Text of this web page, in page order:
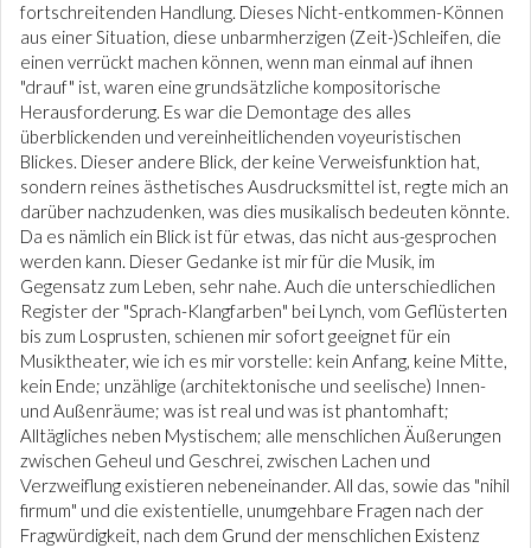
fortschreitenden Handlung. Dieses Nicht-entkommen-Können
aus einer Situation, diese unbarmherzigen (Zeit-)Schleifen, die
einen verrückt machen können, wenn man einmal auf ihnen
"drauf" ist, waren eine grundsätzliche kompositorische
Herausforderung. Es war die Demontage des alles
überblickenden und vereinheitlichenden voyeuristischen
Blickes. Dieser andere Blick, der keine Verweisfunktion hat,
sondern reines ästhetisches Ausdrucksmittel ist, regte mich an
darüber nachzudenken, was dies musikalisch bedeuten könnte.
Da es nämlich ein Blick ist für etwas, das nicht aus-gesprochen
werden kann. Dieser Gedanke ist mir für die Musik, im
Gegensatz zum Leben, sehr nahe. Auch die unterschiedlichen
Register der "Sprach-Klangfarben" bei Lynch, vom Geflüsterten
bis zum Losprusten, schienen mir sofort geeignet für ein
Musiktheater, wie ich es mir vorstelle: kein Anfang, keine Mitte,
kein Ende; unzählige (architektonische und seelische) Innen-
und Außenräume; was ist real und was ist phantomhaft;
Alltägliches neben Mystischem; alle menschlichen Äußerungen
zwischen Geheul und Geschrei, zwischen Lachen und
Verzweiflung existieren nebeneinander. All das, sowie das "nihil
firmum" und die existentielle, unumgehbare Fragen nach der
Fragwürdigkeit, nach dem Grund der menschlichen Existenz